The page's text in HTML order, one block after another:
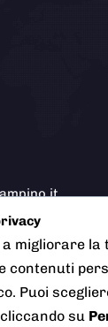
Comune di
riservati
migliorare la
contenuti
Puoi
su